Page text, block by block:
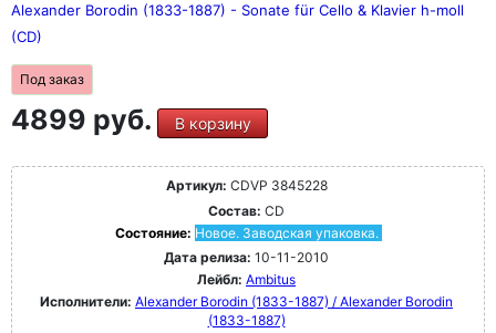
Alexander Borodin (1833-1887) - Sonate für Cello & Klavier h-moll
(CD)
Под заказ
4899 руб. В корзину
Артикул: CDVP 3845228
Состав: CD
Состояние: Новое. Заводская упаковка.
Дата релиза: 10-11-2010
Лейбл: Ambitus
Исполнители: Alexander Borodin (1833-1887) / Alexander Borodin
(1833-1887)